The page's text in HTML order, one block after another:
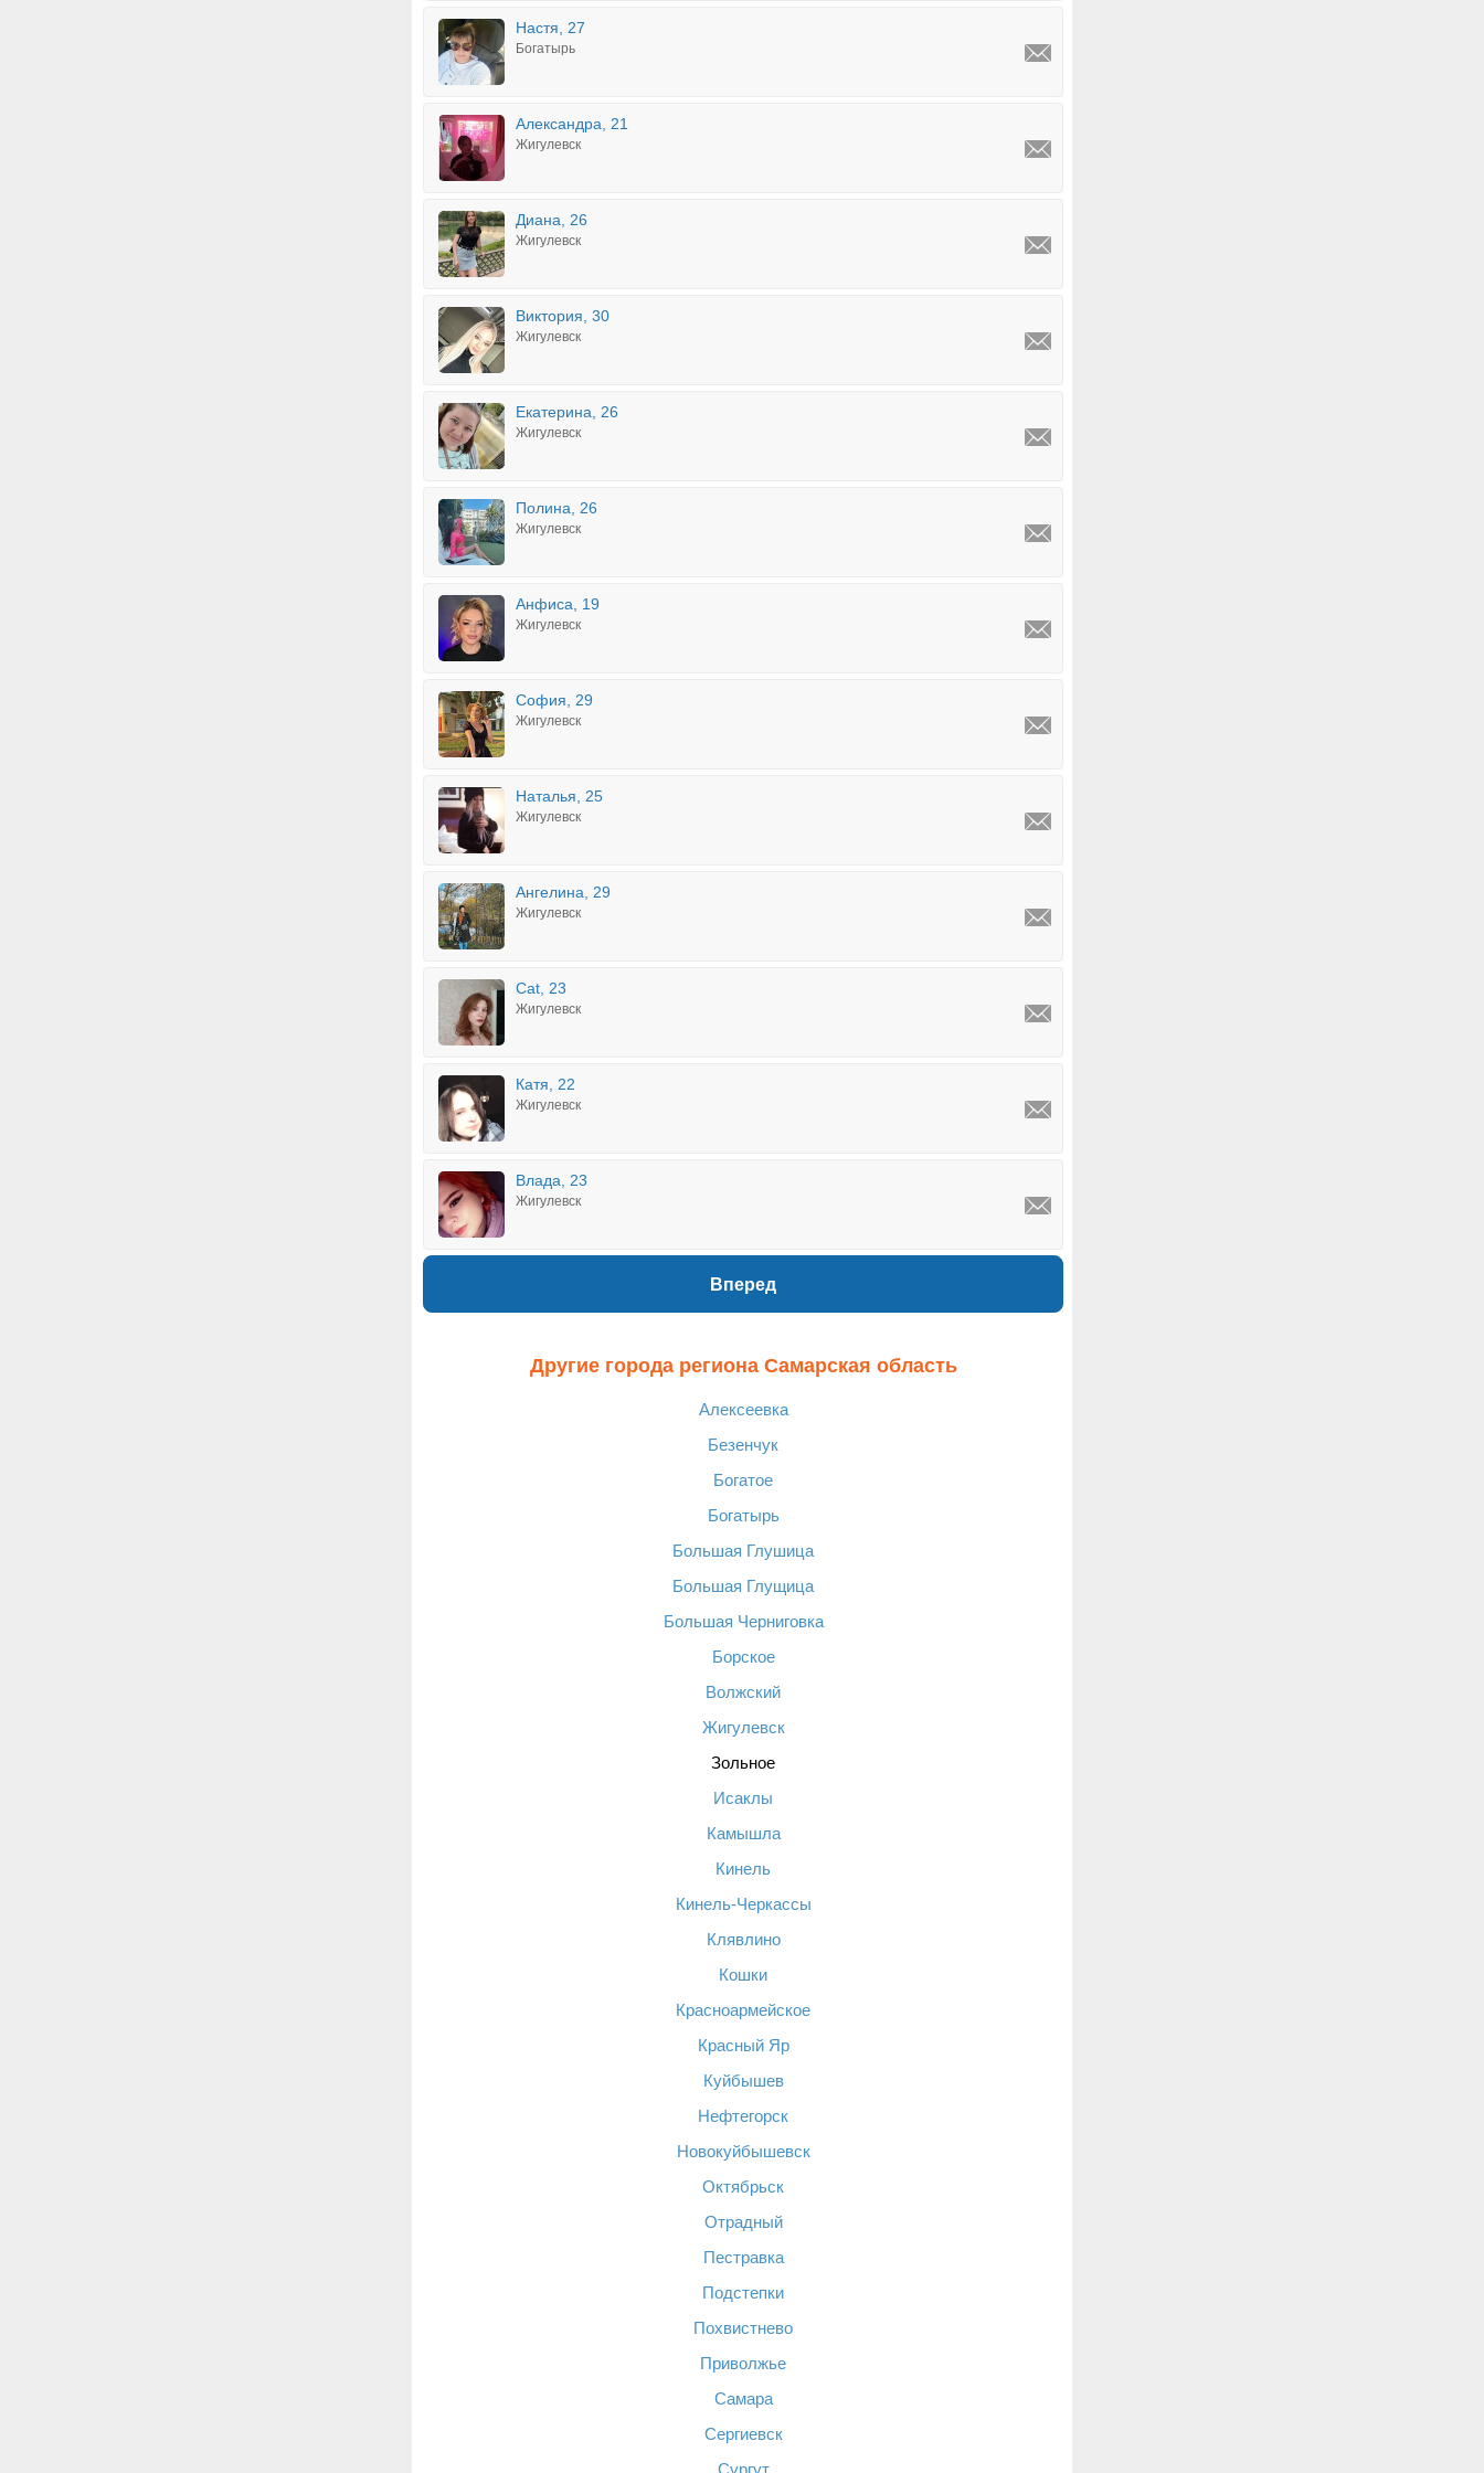
Настя, 27
Богатырь
Александра, 21
Жигулевск
Диана, 26
Жигулевск
Виктория, 30
Жигулевск
Екатерина, 26
Жигулевск
Полина, 26
Жигулевск
Анфиса, 19
Жигулевск
София, 29
Жигулевск
Наталья, 25
Жигулевск
Ангелина, 29
Жигулевск
Cat, 23
Жигулевск
Катя, 22
Жигулевск
Влада, 23
Жигулевск
Вперед
Другие города региона Самарская область
Алексеевка
Безенчук
Богатое
Богатырь
Большая Глушица
Большая Глущица
Большая Черниговка
Борское
Волжский
Жигулевск
Зольное
Исаклы
Камышла
Кинель
Кинель-Черкассы
Клявлино
Кошки
Красноармейское
Красный Яр
Куйбышев
Нефтегорск
Новокуйбышевск
Октябрьск
Отрадный
Пестравка
Подстепки
Похвистнево
Приволжье
Самара
Сергиевск
Сургут